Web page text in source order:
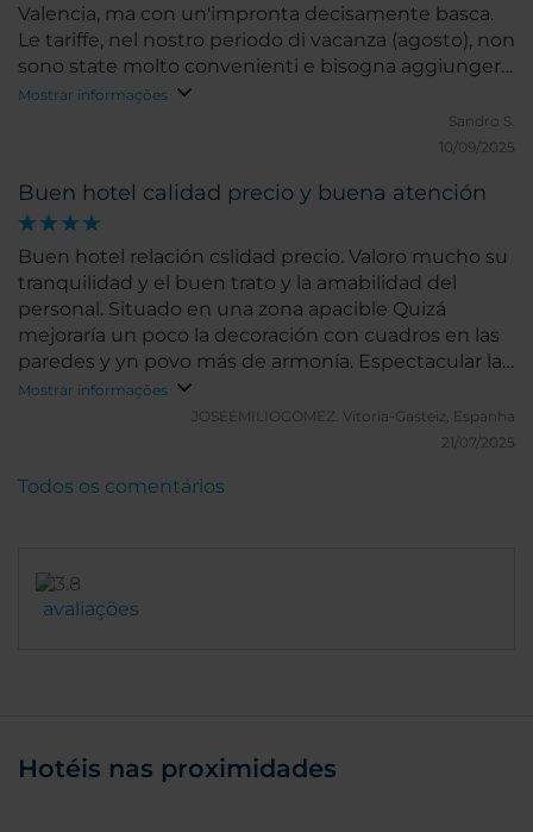
Valencia, ma con un'impronta decisamente basca.
Le tariffe, nel nostro periodo di vacanza (agosto), non
sono state molto convenienti e bisogna aggiungere
i costi di parcheggio, che a Bilbao può essere un
problema. Il quartiere, universitario, ha da offrire solo
qualche buona paninoteca ma in cinque minuti,
occidentale del centro. Poi, da lì, con il tram o in
passeggiata lungo la Gran Via si raggiungono tutte
le cose più interessanti (Guggenheim, Casco Viejo,
ecc.). L'hotel mostra i suoi annetti nei particolari ma
è gestito e mantenuto molto bene, è pulito e tutto
il personale è gentile e disponibile. Le stanze sono
piccoline. Un buon compromesso qualità prezzo.
Mostrar informações
Sandro S.
10/09/2025
Buen hotel calidad precio y buena atención
Buen hotel relación cslidad precio. Valoro mucho su
tranquilidad y el buen trato y la amabilidad del
personal. Situado en una zona apacible Quizá
mejoraría un poco la decoración con cuadros en las
paredes y yn povo más de armonía. Espectacular la
pintura del Flatiron y la jirafa. Muchas gracias por
Mostrar informações
JOSEEMILIOGOMEZ. Vitoria-Gasteiz, Espanha
21/07/2025
avaliações
Todos os comentários
Hotéis nas proximidades